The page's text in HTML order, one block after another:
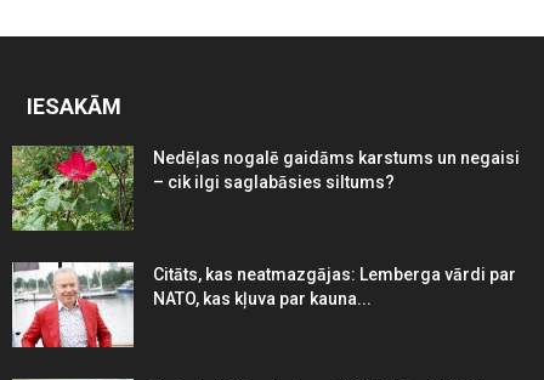
IESAKĀM
Nedēļas nogalē gaidāms karstums un negaisi
– cik ilgi saglabāsies siltums?
Citāts, kas neatmazgājas: Lemberga vārdi par
NATO, kas kļuva par kauna...